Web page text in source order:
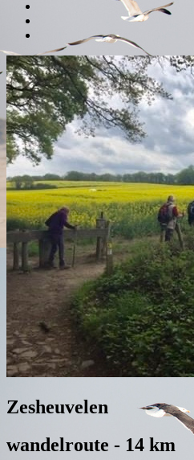
Zesheuvelen
wandelroute - 14 km